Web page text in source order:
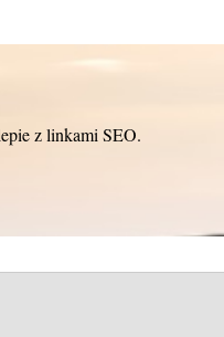
z linkami SEO.